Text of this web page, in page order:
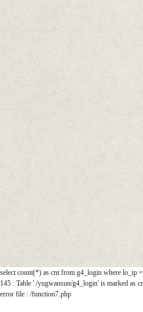
select count(*) as cnt from g4_login where lo_ip
145 : Table './yugwansun/g4_login' is marked as
error file : /function7.php